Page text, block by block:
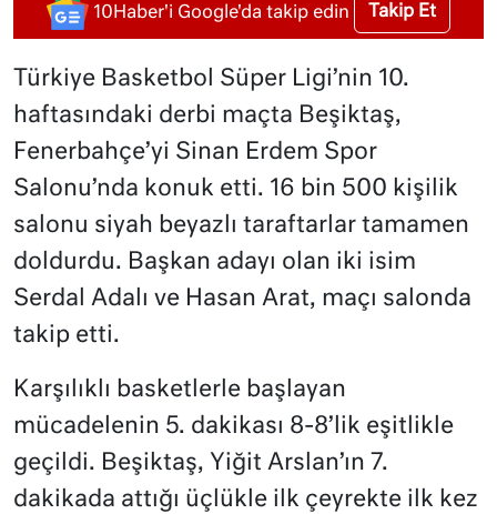
10Haber'i Google'da takip edin Takip Et
Türkiye Basketbol Süper Ligi’nin 10.
haftasındaki derbi maçta Beşiktaş,
Fenerbahçe’yi Sinan Erdem Spor
Salonu’nda konuk etti. 16 bin 500 kişilik
salonu siyah beyazlı taraftarlar tamamen
doldurdu. Başkan adayı olan iki isim
Serdal Adalı ve Hasan Arat, maçı salonda
takip etti.
Karşılıklı basketlerle başlayan
mücadelenin 5. dakikası 8-8’lik eşitlikle
geçildi. Beşiktaş, Yiğit Arslan’ın 7.
dakikada attığı üçlükle ilk çeyrekte ilk kez